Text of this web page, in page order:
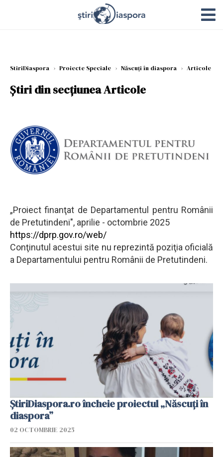
StiriDiaspora › Proiecte Speciale › Născuți în diaspora › Articole
Știri din secțiunea Articole
„Proiect finanţat de Departamentul pentru Românii
de Pretutindeni", aprilie - octombrie 2025
https://dprp.gov.ro/web/
Conţinutul acestui site nu reprezintă poziţia oficială
a Departamentului pentru Românii de Pretutindeni.
ȘtiriDiaspora.ro încheie proiectul „Născuți în
diaspora”
02 OCTOMBRIE 2025